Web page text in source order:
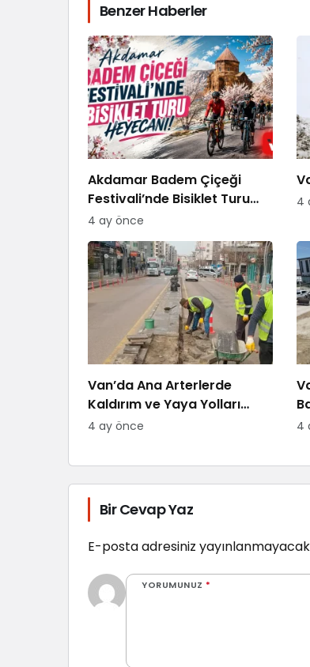
Benzer Haberler
Akdamar Badem Çiçeği
Festivali’nde Bisiklet Turu
Heyecanı
4 ay önce
4
Van’da Ana Arterlerde
Kaldırım ve Yaya Yolları
Yenileniyor
4 ay önce 4
Bir Cevap Yaz
E-posta adresiniz
YORUMUNUZ *